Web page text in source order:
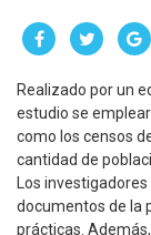
Realizado por un
estudio se
como los censos
cantidad de
Los
documentos de la
prácticas.